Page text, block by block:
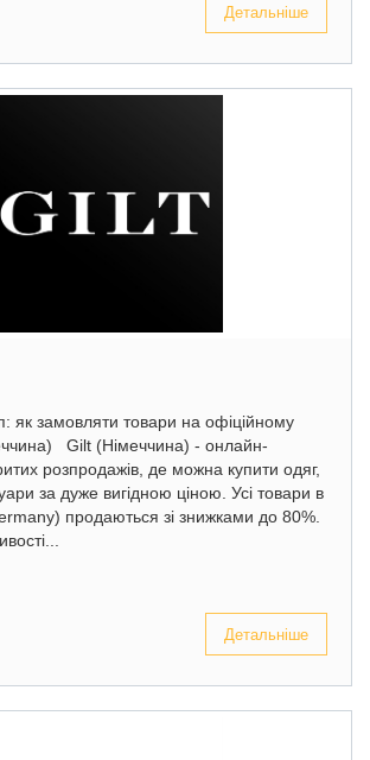
Детальніше
як замовляти товари на офіційному
Gilt (Німеччина) - онлайн-
розпродажів, де можна купити одяг,
за дуже вигідною ціною. Усі товари в
продаються зі знижками до 80%.
Детальніше